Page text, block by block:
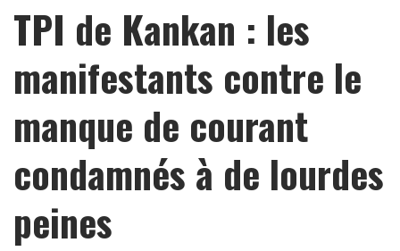
TPI de Kankan : les
manifestants contre le
manque de courant
condamnés à de lourdes
peines